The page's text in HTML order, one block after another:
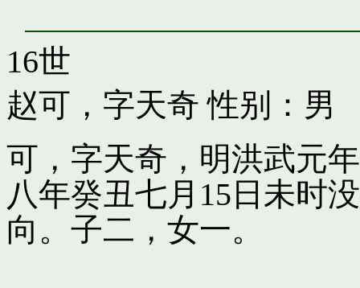
16世
赵可，字天奇 性别：男
可，字天奇，明洪武元
八年癸丑七月15日未时
向。子二，女一。